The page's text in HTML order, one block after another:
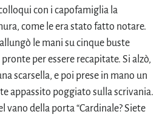
con i capofamiglia la
come le era stato fatto notare.
le mani su cinque buste
per essere recapitate. Si alzò,
scarsella, e poi prese in mano un
appassito poggiato sulla scrivania.
vano della porta “Cardinale? Siete